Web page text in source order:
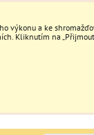
výkonu a ke
Kliknutím na